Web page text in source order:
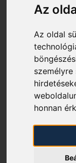
Az
Az oldal
honnan
pontok
2026. 03. 23.